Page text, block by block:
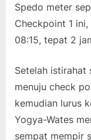
Spedo meter
Checkpoint 1
08:15, tepat 2
Setelah istirahat
menuju check
kemudian lurus
Yogya-Wates
sempat mempir